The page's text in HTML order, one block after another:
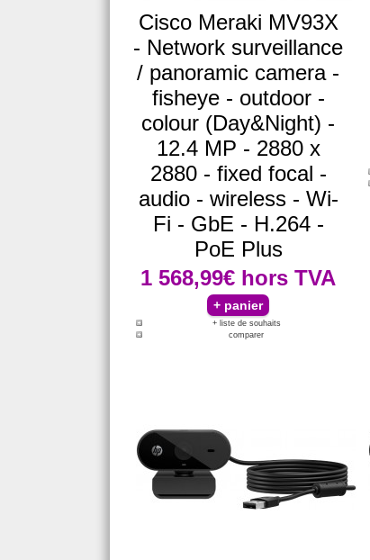
Cisco Meraki MV93X
- Network surveillance
/ panoramic camera -
fisheye - outdoor -
colour (Day&Night) -
12.4 MP - 2880 x
2880 - fixed focal -
audio - wireless - Wi-
Fi - GbE - H.264 -
PoE Plus
1 568,99€ hors TVA
+ liste de souhaits
comparer